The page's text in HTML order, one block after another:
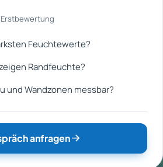
Feuchtewerte?
Randfeuchte?
und Wandzonen messbar?
anfragen